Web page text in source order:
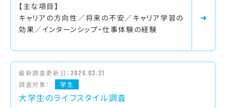
【主な項目】
キャリアの方向性／将来の不安／キャリア学習の
効果／インターンシップ・仕事体験の経験
最新調査更新日： 2026.03.31
調査対象：
学生
大学生のライフスタイル調査